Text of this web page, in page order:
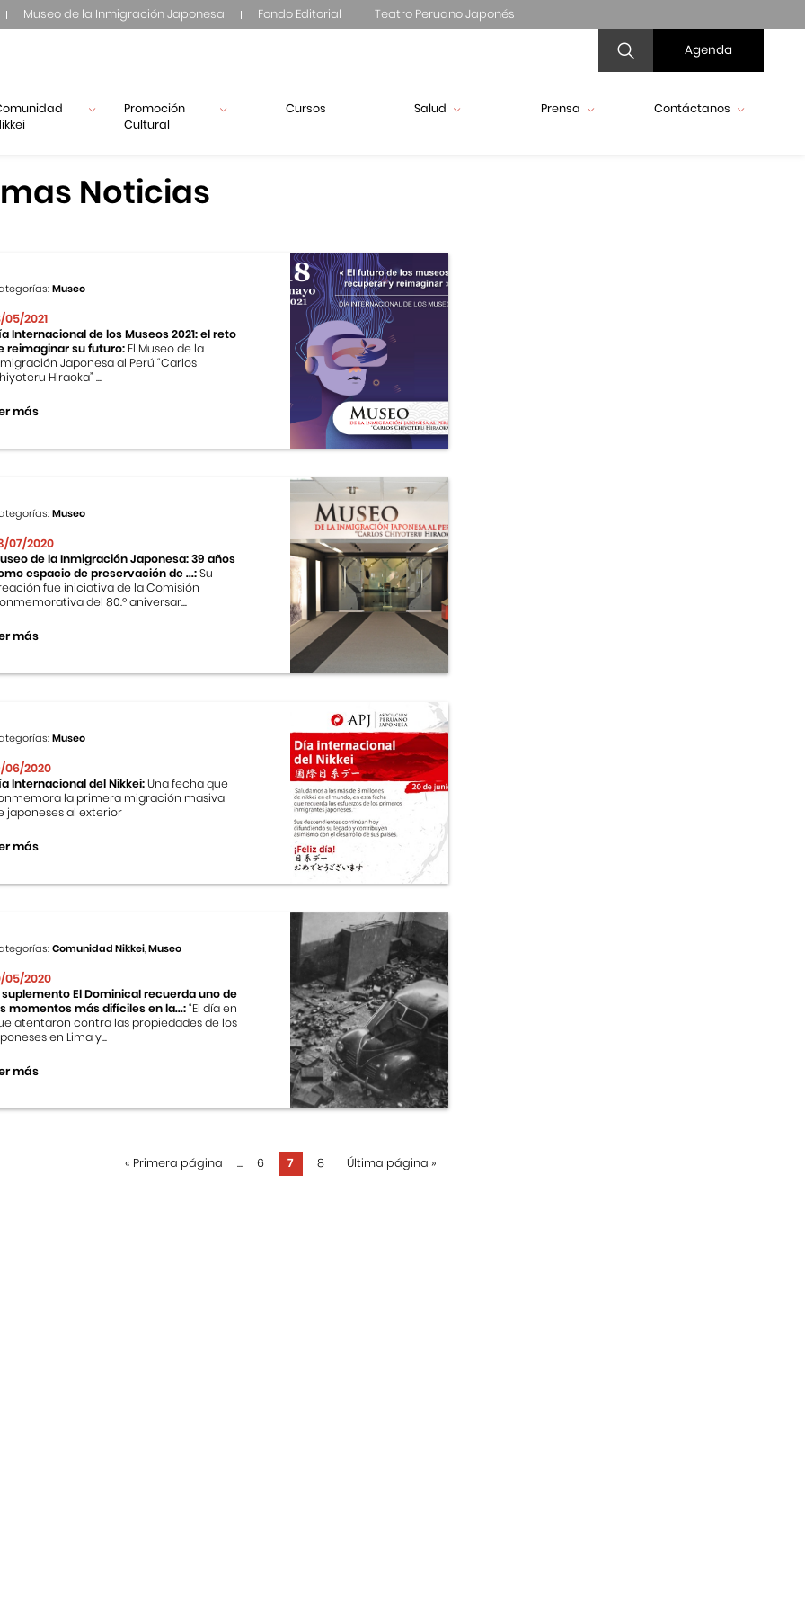
Museo de la Inmigración Japonesa Fondo Editorial Teatro Peruano Japonés
Agenda
Promoción
Cultural
Cursos Salud Prensa Contáctanos
Noticias
Museo
05/2021
Internacional de los Museos 2021: el reto
reimaginar su futuro: El Museo de la
Japonesa al Perú “Carlos
Hiraoka” ...
más
Museo
07/2020
de la Inmigración Japonesa: 39 años
espacio de preservación de ...:Su
fue iniciativa de la Comisión
del 80.º aniversar...
más
Museo
06/2020
Internacional del Nikkei:Una fecha que
la primera migración masiva
japoneses al exterior
más
Comunidad Nikkei, Museo
05/2020
suplemento El Dominical recuerda uno de
momentos más difíciles en la...:“El día en
atentaron contra las propiedades de los
en Lima y...
más
« Primera página ... 6 7 8 Última página »